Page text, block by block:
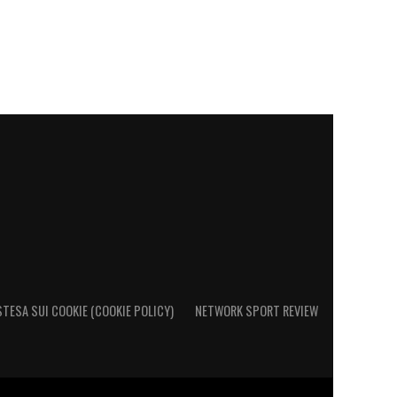
SUI COOKIE (COOKIE POLICY) NETWORK SPORT REVIEW